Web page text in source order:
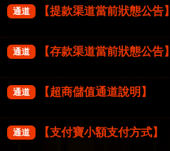
通道 【提款渠道當前狀態公告】
通道 【存款渠道當前狀態公告】
通道 【超商儲值通道說明】
通道 【支付寶小額支付方式】